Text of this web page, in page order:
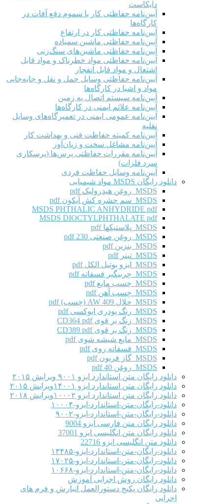
دایکاست
آیین‌نامه حفاظتی کار با سموم دفع آفات در
کارگاه‌ها
آیین‌نامه حفاظتی کار در ارتفاع
آیین‌نامه حفاظتی ماشین سمباده
آیین‌نامه حفاظتی ماشین‌های سنگ‌زنی
آیین‌نامه حفاظتی مواد خطرناک و مواد قابل
اشتعال و مواد قابل انفجار
آیین‌نامه حفاظتی وسایل حمل و نقل و جابه‌جایی
مواد و اشیا در کارگاه‌ها
آیین‌نامه سیستم اتصال به زمین
آیین‌نامه علائم ایمنی در کارگاه‌ها
آیین‌نامه عمومی ایمنی در تعمیرگاه‌های وسایل
نقلیه
آیین‌نامه کمیته حفاظت فنی و بهداشت کار
آیین‌نامه مشاغل سخت و زیان‌آور
آیین‌نامه مقررات حفاظتی پرس‌ها (پرسکاری
سرد فلزات)
آیین‌نامه وسایل حفاظت فردی
دانلود رایگان MSDS مواد شیمیایی
MSDS روغن هیدرولیک pdf
MSDS سم حشره کش آیکون pdf
MSDS PHTHALIC ANHYDRIDE pdf
MSDS DIOCTYLPHTHALATE pdf
MSDS پلاستیکها pdf
MSDS روغن صنعتی 230 pdf
MSDS بنزین pdf
MSDS تینر pdf
MSDS ایزو بوتیل الکل pdf
MSDS چربیگیر فسفاته pdf
MSDS چسب مایع pdf
MSDS چسب آهن pdf
MSDS حلال AW 409 (چسب) pdf
MSDS رنگ پودری اپوکسی pdf
MSDS زنگ بر قوی CD364 pdf
MSDS زنگ بر قوی CD389 pdf
MSDS مایع شیشه شوی pdf
MSDS فسفاته روی pdf
MSDS گاز فریون pdf
MSDS روغن 40 pdf
دانلود رایگان متن استاندارد ایزو ۹۰۰۱ ویرایش ۲۰۱۵
دانلود رایگان متن استاندارد ایزو ۱۴۰۰۱ویرایش ۲۰۱۵
دانلود رایگان متن استاندارد ایزو ۱۰۰۰۲ویرایش ۲۰۱۸
دانلود-رایگان-متن-استاندارد-ایزو-۱۰۰۰۴
دانلود-رایگان-متن-استاندارد-ایزو-۹۰۰۲
دانلود رایگان متن فارسی ایزو 9004
دانلود رایگان متن انگلیسی ایزو 37001
دانلود متن انگلیسی ایزو 22716
دانلود-رایگان-متن-استاندارد-ایزو-۱۳۴۸۵
دانلود-رایگان-متن-استاندارد-ایزو-۱۷۰۲۵
دانلود-رایگان-متن-استاندارد-ایزو-۱۰۶۶۸
دانلود رایگان روش اجرایی آموزش
دانلود رایگان پکیج دستورالعمل انبارش و فرم های
اجرایی